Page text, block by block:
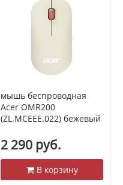
мышь беспроводная
Acer OMR200
(ZL.MCEEE.022) бежевый
2 290 руб.
В корзину